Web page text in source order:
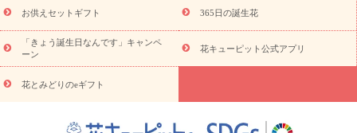
ド
お花の種類 トルコキキョウ
お祝い お祝い・3000円～ お祝い・4000円～
お祝い・
5000円～
お祝い・7000円～ お祝い・ 10000円～
お供え・お
悔やみ
円～
お供え・お悔やみ・
読み物
いのマナー
定年退職祝いのマナー
お祝いを贈るときのマナー・
お供えセットギフト 365日の誕生花
「きょう誕生日なんです」キャンペ
ーン
花キューピット公式アプリ
花とみどりのeギフト